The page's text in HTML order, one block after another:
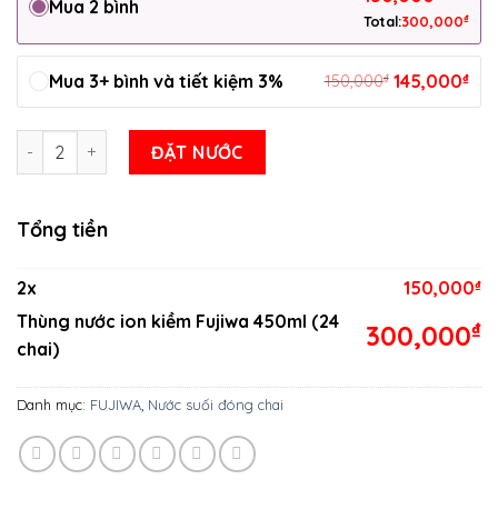
Mua 2 bình
Total:300,000₫
Mua 3+ bình và tiết kiệm 3% 150,000₫ 145,000₫
Thùng nước ion kiềm Fujiwa 450ml (24 chai) số lượng
ĐẶT NƯỚC
Tổng tiền
2x 150,000₫
Thùng nước ion kiềm Fujiwa 450ml (24
chai)
300,000₫
Danh mục: FUJIWA Nước suối đóng chai